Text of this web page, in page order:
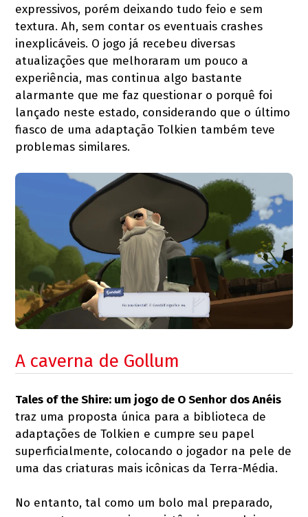
expressivos, porém deixando tudo feio e sem
textura. Ah, sem contar os eventuais crashes
inexplicáveis. O jogo já recebeu diversas
atualizações que melhoraram um pouco a
experiência, mas continua algo bastante
alarmante que me faz questionar o porquê foi
lançado neste estado, considerando que o último
fiasco de uma adaptação Tolkien também teve
problemas similares.
A caverna de Gollum
Tales of the Shire: um jogo de O Senhor dos Anéis
traz uma proposta única para a biblioteca de
adaptações de Tolkien e cumpre seu papel
superficialmente, colocando o jogador na pele de
uma das criaturas mais icônicas da Terra-Média.
No entanto, tal como um bolo mal preparado,